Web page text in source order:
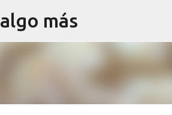
Ir al contenido principal
más